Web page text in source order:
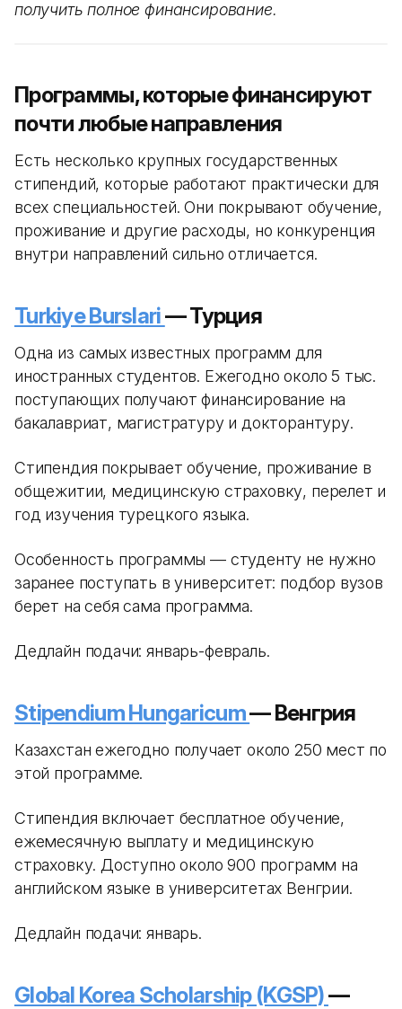
получить полное финансирование.
Программы, которые финансируют
почти любые направления
Есть несколько крупных государственных
стипендий, которые работают практически для
всех специальностей. Они покрывают обучение,
проживание и другие расходы, но конкуренция
внутри направлений сильно отличается.
Turkiye Burslari— Турция
Одна из самых известных программ для
иностранных студентов. Ежегодно около 5 тыс.
поступающих получают финансирование на
бакалавриат, магистратуру и докторантуру.
Стипендия покрывает обучение, проживание в
общежитии, медицинскую страховку, перелет и
год изучения турецкого языка.
Особенность программы — студенту не нужно
заранее поступать в университет: подбор вузов
берет на себя сама программа.
Дедлайн подачи: январь-февраль.
Stipendium Hungaricum— Венгрия
Казахстан ежегодно получает около 250 мест по
этой программе.
Стипендия включает бесплатное обучение,
ежемесячную выплату и медицинскую
страховку. Доступно около 900 программ на
английском языке в университетах Венгрии.
Дедлайн подачи: январь.
Global Korea Scholarship (KGSP)—